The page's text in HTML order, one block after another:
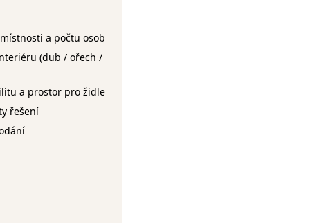
a počtu osob
(dub / ořech /
a prostor pro židle
řešení